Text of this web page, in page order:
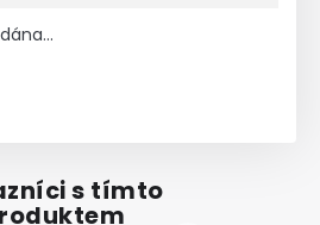
s tímto